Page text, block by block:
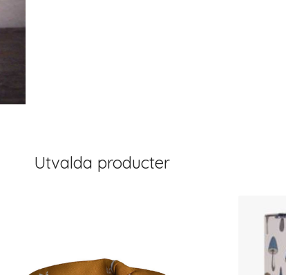
Utvalda producter